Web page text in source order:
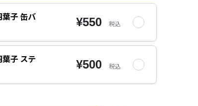
葉子 缶バ
¥550 税込
葉子 ステ
¥500 税込